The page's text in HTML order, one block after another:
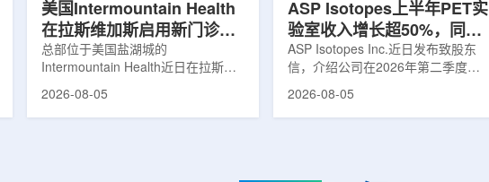
美国Intermountain Health
在拉斯维加斯启用新门诊诊
所，配置PET/CT和直线加
速器
总部位于美国盐湖城的
Intermountain Health近日在拉斯维
加斯西南部启用一座新的门诊诊所。
2026-08-05
ASP Isotopes上半年PET实
验室收入增长超50%，同位
素浓缩设施推进商业生产
ASP Isotopes Inc.近日发布致股东
信，介绍公司在2026年第二季度财
务业绩公布前各业务板块的运营进
2026-08-05